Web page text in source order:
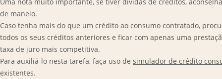
de maneio.
Caso tenha mais do que um crédito ao consumo contratado,
todos os seus créditos anteriores e ficar com apenas uma
taxa de juro mais competitiva.
Para auxiliá-lo nesta tarefa, faça uso de simulador de crédito
existentes.